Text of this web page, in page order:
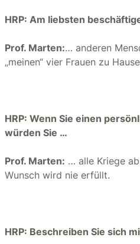
HRP: Am liebsten
Prof. Marten:… anderen
„meinen“ vier Frauen zu
HRP: Wenn Sie einen
würden Sie …
Prof. Marten: … alle Kriege
Wunsch wird nie erfüllt.
HRP: Beschreiben Sie sich